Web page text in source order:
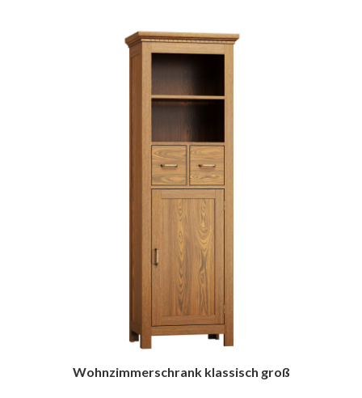
Wohnzimmerschrank klassisch groß